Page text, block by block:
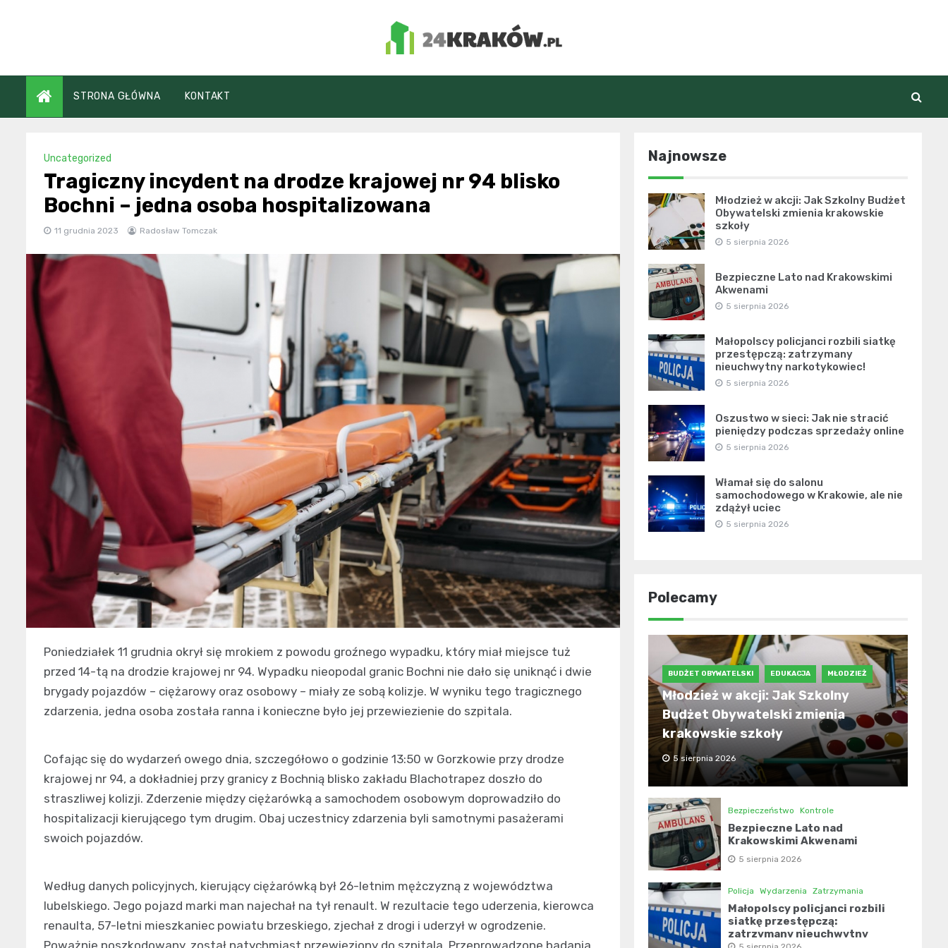
24Kraków.pl
STRONA GŁÓWNA KONTAKT
Uncategorized
Tragiczny incydent na drodze krajowej nr 94 blisko
Bochni – jedna osoba hospitalizowana
11 grudnia 2023 Radosław Tomczak
Poniedziałek 11 grudnia okrył się mrokiem z powodu groźnego wypadku, który miał miejsce tuż
przed 14-tą na drodzie krajowej nr 94. Wypadku nieopodal granic Bochni nie dało się uniknąć i dwie
brygady pojazdów – ciężarowy oraz osobowy – miały ze sobą kolizje. W wyniku tego tragicznego
zdarzenia, jedna osoba została ranna i konieczne było jej przewiezienie do szpitala.
Cofając się do wydarzeń owego dnia, szczegółowo o godzinie 13:50 w Gorzkowie przy drodze
krajowej nr 94, a dokładniej przy granicy z Bochnią blisko zakładu Blachotrapez doszło do
straszliwej kolizji. Zderzenie między ciężarówką a samochodem osobowym doprowadziło do
hospitalizacji kierującego tym drugim. Obaj uczestnicy zdarzenia byli samotnymi pasażerami
swoich pojazdów.
Według danych policyjnych, kierujący ciężarówką był 26-letnim mężczyzną z województwa
lubelskiego. Jego pojazd marki man najechał na tył renault. W rezultacie tego uderzenia, kierowca
renaulta, 57-letni mieszkaniec powiatu brzeskiego, zjechał z drogi i uderzył w ogrodzenie.
Najnowsze
Młodzież w akcji: Jak Szkolny Budżet
Obywatelski zmienia krakowskie
szkoły
5 sierpnia 2026
Bezpieczne Lato nad Krakowskimi
Akwenami
5 sierpnia 2026
Małopolscy policjanci rozbili siatkę
przestępczą: zatrzymany
nieuchwytny narkotykowiec!
5 sierpnia 2026
Oszustwo w sieci: Jak nie stracić
pieniędzy podczas sprzedaży online
5 sierpnia 2026
Włamał się do salonu
samochodowego w Krakowie, ale nie
zdążył uciec
5 sierpnia 2026
Polecamy
BUDŻET OBYWATELSKI EDUKACJA MŁODZIEŻ
Młodzież w akcji: Jak Szkolny
Budżet Obywatelski zmienia
krakowskie szkoły
5 sierpnia 2026
Bezpieczeństwo Kontrole
Bezpieczne Lato nad
Krakowskimi Akwenami
5 sierpnia 2026
Policja Wydarzenia Zatrzymania
Małopolscy policjanci rozbili
siatkę przestępczą:
zatrzymany nieuchwytny